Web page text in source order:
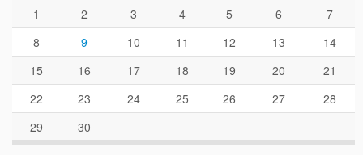
1
2 3 4 5 6
7
8
9 10 11 12 13
14
15
16 17 18 19 20
21
22
23 24 25 26 27
28
29
30